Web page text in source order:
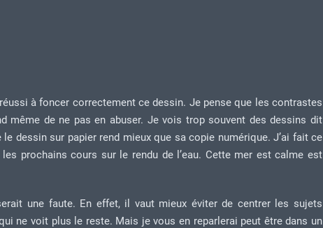
à foncer correctement ce dessin. Je pense que les contrastes
même de ne pas en abuser. Je vois trop souvent des dessins dit
dessin sur papier rend mieux que sa copie numérique. J’ai fait ce
prochains cours sur le rendu de l’eau. Cette mer est calme est
une faute. En effet, il vaut mieux éviter de centrer les sujets
ne voit plus le reste. Mais je vous en reparlerai peut être dans un